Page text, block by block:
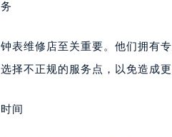
表维修店至关重要。他们拥有
择不正规的服务点，以免造成更
间